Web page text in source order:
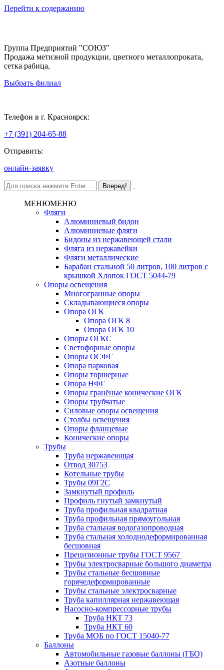
Перейти к содержанию
Группа Предприятий "СОЮЗ"
Продажа метизной продукции, цветного металлопроката,
сетка рабица,
Выбрать филиал
Телефон в г. Красноярск:
+7 (391) 204-65-88
Отправить:
онлайн-заявку
МЕНЮМЕНЮ
Фляги
Алюминиевый бидон
Алюминиевые фляги
Бидоны из нержавеющей стали
Фляга из нержавейки
Фляги металлические
Барабан стальной 50 литров, 100 литров с
крышкой Хлопок ГОСТ 5044-79
Опоры освещения
Многогранные опоры
Складывающиеся опоры
Опора ОГК
Опора ОГК 8
Опора ОГК 10
Опоры ОГКС
Светофорные опоры
Опоры ОСФГ
Опора парковая
Опоры торшерные
Опора НФГ
Опоры гранёные конические ОГК
Опоры трубчатые
Силовые опоры освещения
Столбы освещения
Опоры фланцевые
Конические опоры
Трубы
Труба нержавеющая
Отвод 30753
Котельные трубы
Трубы 09Г2С
Замкнутый профиль
Профиль гнутый замкнутый
Труба профильная квадратная
Труба профильная прямоугольная
Труба стальная водогазопроводная
Труба стальная холоднодеформированная
бесшовная
Прецизионные трубы ГОСТ 9567
Трубы электросварные большого диаметра
Трубы стальные бесшовные
горячедеформированные
Трубы стальные электросварные
Труба капиллярная нержавеющая
Насосно-компрессорные трубы
Труба НКТ 73
Труба НКТ 60
Труба МОБ по ГОСТ 15040-77
Баллоны
Автомобильные газовые баллоны (ГБО)
Азотные баллоны